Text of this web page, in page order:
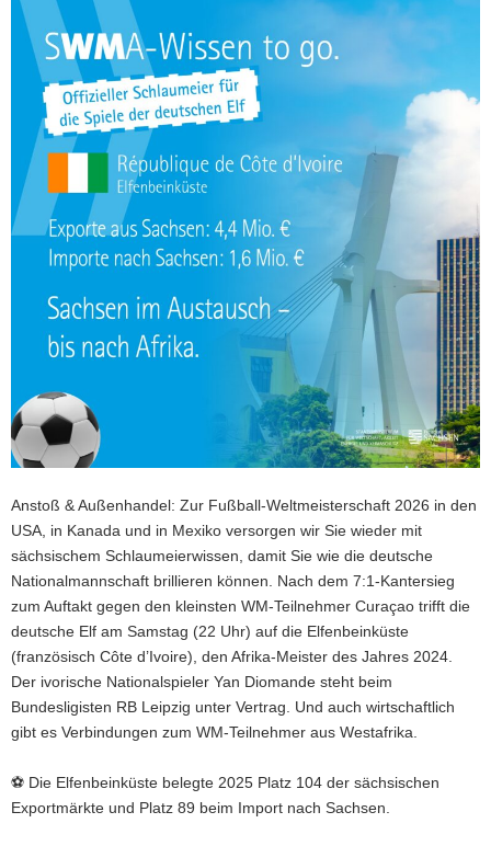
e
N
a
t
Anstoß & Außenhandel: Zur Fußball-Weltmeisterschaft 2026 in den
USA, in Kanada und in Mexiko versorgen wir Sie wieder mit
sächsischem Schlaumeierwissen, damit Sie wie die deutsche
Nationalmannschaft brillieren können. Nach dem 7:1-Kantersieg
zum Auftakt gegen den kleinsten WM-Teilnehmer Curaçao trifft die
deutsche Elf am Samstag (22 Uhr) auf die Elfenbeinküste
(französisch Côte d’Ivoire), den Afrika-Meister des Jahres 2024.
Der ivorische Nationalspieler Yan Diomande steht beim
Bundesligisten RB Leipzig unter Vertrag. Und auch wirtschaftlich
gibt es Verbindungen zum WM-Teilnehmer aus Westafrika.
⚽ Die Elfenbeinküste belegte 2025 Platz 104 der sächsischen
Exportmärkte und Platz 89 beim Import nach Sachsen.